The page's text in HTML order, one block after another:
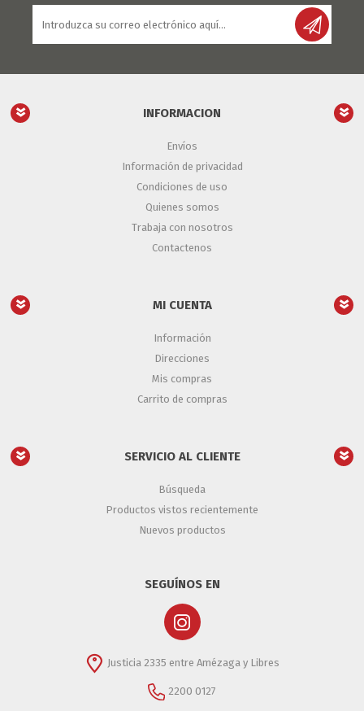
INFORMACION
Envíos
Información de privacidad
Condiciones de uso
Quienes somos
Trabaja con nosotros
Contactenos
MI CUENTA
Información
Direcciones
Mis compras
Carrito de compras
SERVICIO AL CLIENTE
Búsqueda
Productos vistos recientemente
Nuevos productos
SEGUÍNOS EN
Justicia 2335 entre Amézaga y Libres
2200 0127